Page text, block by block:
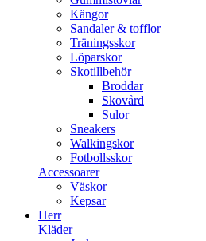
Kängor
Sandaler & tofflor
Träningsskor
Löparskor
Skotillbehör
Broddar
Skovård
Sulor
Sneakers
Walkingskor
Fotbollsskor
Accessoarer
Väskor
Kepsar
Herr
Kläder